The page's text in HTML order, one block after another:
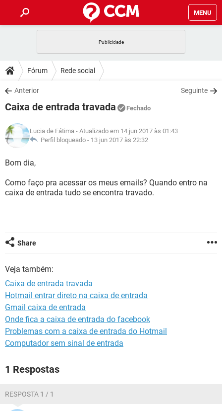
MENU
CELULAR
OUTLOOK
INSTAGRAM GMAIL
GUIA DE COMPRAS
DICAS
JOGOS
INSTAGRAM GMAIL
GUIA DE COMPRAS
DOWNLOADS
JOGOS WHATSAPP
CELULAR
OUTLOOK EXCEL
INSTAGRAM
JOGOS WHATSAPP
CELULAR
OUTLOOK
INSTAGRAM GMAIL
GLOSSÁRIO
JOGOS
OUTLOOK EXCEL
Fórum Rede social
Anterior Seguinte
Caixa de entrada travada Fechado
Lucia de Fátima - Atualizado em 14 jun 2017 às 01:43
Perfil bloqueado - 13 jun 2017 às 22:32
Bom dia,
Como faço pra acessar os meus emails? Quando entro na
caixa de entrada tudo se encontra travado.
Share
Veja também:
Caixa de entrada travada
Hotmail entrar direto na caixa de entrada
Gmail caixa de entrada
Onde fica a caixa de entrada do facebook
Problemas com a caixa de entrada do Hotmail
Computador sem sinal de entrada
1 Respostas
RESPOSTA 1 / 1